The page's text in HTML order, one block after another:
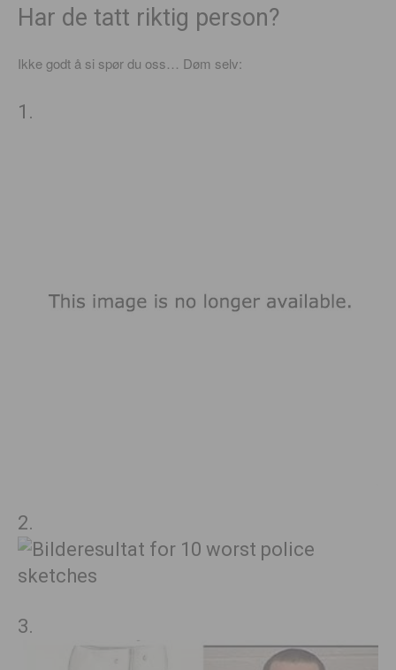
Har de tatt riktig person?
Ikke godt å si spør du oss… Døm selv:
1.
2.
3.